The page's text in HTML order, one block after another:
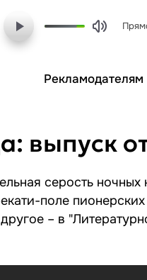
Рекламодателям
выпуск
серость
поле
– в